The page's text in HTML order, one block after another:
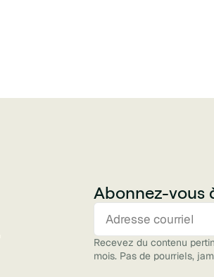
Abonnez-vous
Recevez du contenu
mois. Pas de pourriels,